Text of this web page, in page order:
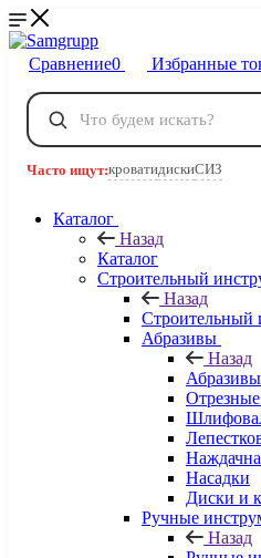
Сравнение0 Избранные
Телефоны
8 800 222-40-09
Часто ищут:кроватидискиСИЗ
Каталог
Назад
Каталог
Строительный
Назад
Строительный
Абразивы
Назад
Абразивы
Насадки
Диски и
Ручные
Назад